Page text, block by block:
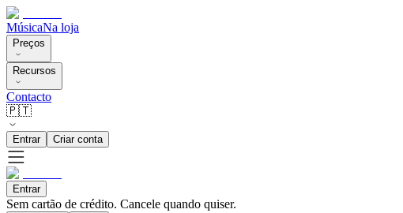
MúsicaNa loja
Preços
Recursos
Contacto
🇵🇹
Entrar Criar conta
Entrar
Sem cartão de crédito. Cancele quando quiser.